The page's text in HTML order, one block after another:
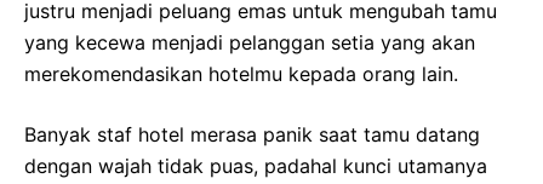
justru menjadi peluang emas untuk mengubah tamu
yang kecewa menjadi pelanggan setia yang akan
merekomendasikan hotelmu kepada orang lain.
Banyak staf hotel merasa panik saat tamu datang
dengan wajah tidak puas, padahal kunci utamanya